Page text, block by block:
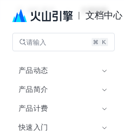
文档中心
API 网关 文档指南
请输入
产品动态
产品简介
产品计费
快速入门